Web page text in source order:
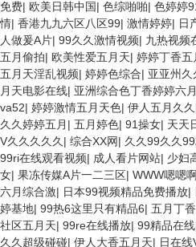
免费| 欧美日韩中国| 色综啪啪| 色婷婷
情| 香港九九六区八区99| 激情婷婷| 日
人做爰A片| 99久久激情视频| 九热视频
五月偷拍| 欧美性爱五月天| 婷婷丁香五
五月天淫乱视频| 婷婷色综合| 亚亚州久
月天电影在线| 亚洲综合色丁香婷婷六月
va52| 婷婷激情五月天色| 伊人五月久久
久久婷婷五月 | 五月婷色| 91操女| 天天
V久久久久久 | 综合XX网| 久久99久久
99ri在线观看视频| 成人看片网站| 少妇
女| 果冻传媒A片一二三区| WWW嗯嗯
六月综合激| 日本99视频精品免费播放|
婷基地| 99热6这里只有精品6| 五月丁
社区五月天| 99re在线播放| 99精品在线
久久超级碰碰| 伊人大香五月天| 日在